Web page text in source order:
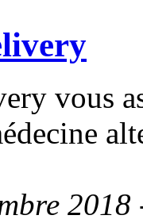
vous